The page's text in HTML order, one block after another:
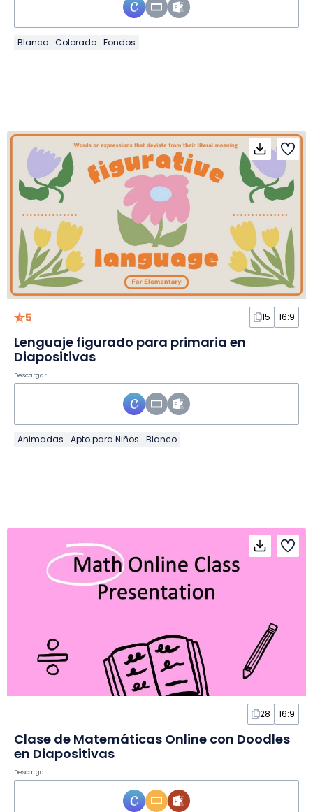
Blanco Colorado Fondos
5 15 16:9
Lenguaje figurado para primaria en
Diapositivas
Descargar
Animadas Apto para Niños Blanco
28 16:9
Clase de Matemáticas Online con Doodles
en Diapositivas
Descargar